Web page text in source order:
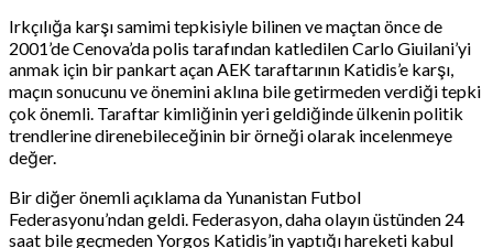
Irkçılığa karşı samimi tepkisiyle bilinen ve maçtan önce de
2001’de Cenova’da polis tarafından katledilen Carlo Giuilani’yi
anmak için bir pankart açan AEK taraftarının Katidis’e karşı,
maçın sonucunu ve önemini aklına bile getirmeden verdiği tepki
çok önemli. Taraftar kimliğinin yeri geldiğinde ülkenin politik
trendlerine direnebileceğinin bir örneği olarak incelenmeye
değer.
Bir diğer önemli açıklama da Yunanistan Futbol
Federasyonu’ndan geldi. Federasyon, daha olayın üstünden 24
saat bile geçmeden Yorgos Katidis’in yaptığı hareketi kabul